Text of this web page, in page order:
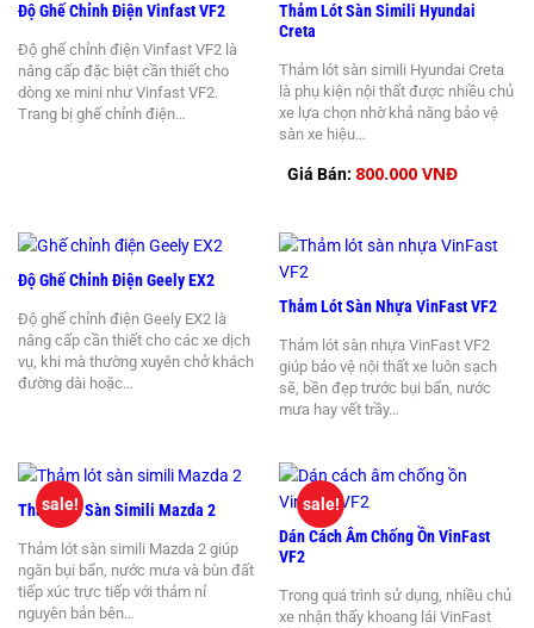
Độ Ghế Chỉnh Điện Vinfast VF2
Độ ghế chỉnh điện Vinfast VF2 là
nâng cấp đặc biệt cần thiết cho
dòng xe mini như Vinfast VF2.
Trang bị ghế chỉnh điện…
Thảm Lót Sàn Simili Hyundai
Creta
Thảm lót sàn simili Hyundai Creta
là phụ kiện nội thất được nhiều chủ
xe lựa chọn nhờ khả năng bảo vệ
sàn xe hiệu…
Giá Bán: 800.000 VNĐ
Độ Ghế Chỉnh Điện Geely EX2
Độ ghế chỉnh điện Geely EX2 là
nâng cấp cần thiết cho các xe dịch
vụ, khi mà thường xuyên chở khách
đường dài hoặc…
Thảm Lót Sàn Nhựa VinFast VF2
Thảm lót sàn nhựa VinFast VF2
giúp bảo vệ nội thất xe luôn sạch
sẽ, bền đẹp trước bụi bẩn, nước
mưa hay vết trầy…
Thảm Lót Sàn Simili Mazda 2
Thảm lót sàn simili Mazda 2 giúp
ngăn bụi bẩn, nước mưa và bùn đất
tiếp xúc trực tiếp với thảm nỉ
nguyên bản bên…
sale!
Dán Cách Âm Chống Ồn VinFast
VF2
Trong quá trình sử dụng, nhiều chủ
xe nhận thấy khoang lái VinFast
sale!